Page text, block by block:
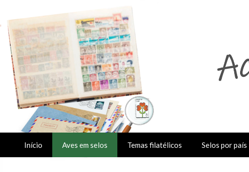
Início Aves em selos Temas filatélicos Selos por país